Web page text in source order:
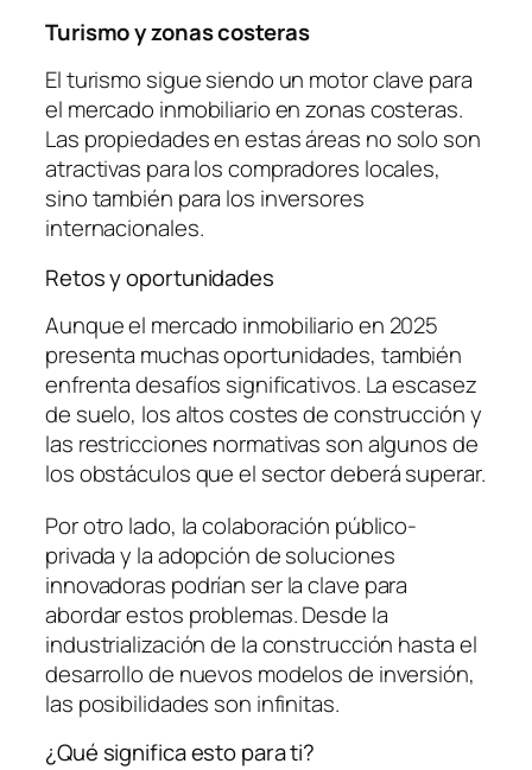
Turismo y zonas costeras
El turismo sigue siendo un motor clave para
el mercado inmobiliario en zonas costeras.
Las propiedades en estas áreas no solo son
atractivas para los compradores locales,
sino también para los inversores
internacionales.
Retos y oportunidades
Aunque el mercado inmobiliario en 2025
presenta muchas oportunidades, también
enfrenta desafíos significativos. La escasez
de suelo, los altos costes de construcción y
las restricciones normativas son algunos de
los obstáculos que el sector deberá superar.
Por otro lado, la colaboración público-
privada y la adopción de soluciones
innovadoras podrían ser la clave para
abordar estos problemas. Desde la
industrialización de la construcción hasta el
desarrollo de nuevos modelos de inversión,
las posibilidades son infinitas.
¿Qué significa esto para ti?